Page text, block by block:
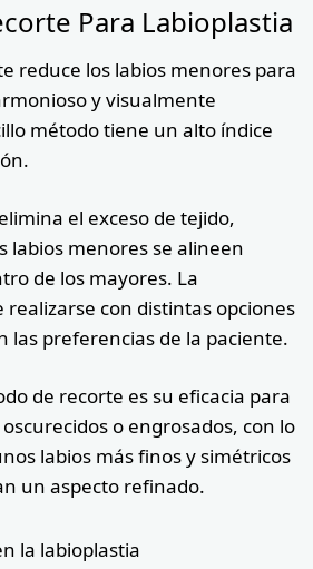
Para Labioplastia
reduce los labios menores para
y visualmente
método tiene un alto índice
el exceso de tejido,
labios menores se alineen
de los mayores. La
con distintas opciones
las preferencias de la paciente.
de recorte es su eficacia para
o engrosados, con lo
labios más finos y simétricos
un aspecto refinado.